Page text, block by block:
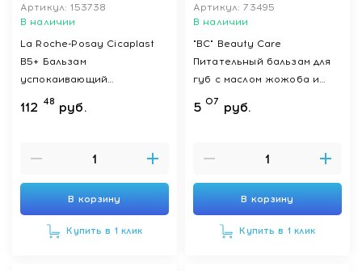
Артикул: 153738
В наличии
La Roche-Posay Cicaplast
B5+ Бальзам
успокаивающий
восстанавливающий 100
мл
112 48 руб.
В корзину
Купить в 1 клик
Артикул: 73495
В наличии
"BC" Beauty Care
Питательный бальзам для
губ с маслом жожоба и
экстрактом миндаля, 4,2 г
5 07 руб.
В корзину
Купить в 1 клик